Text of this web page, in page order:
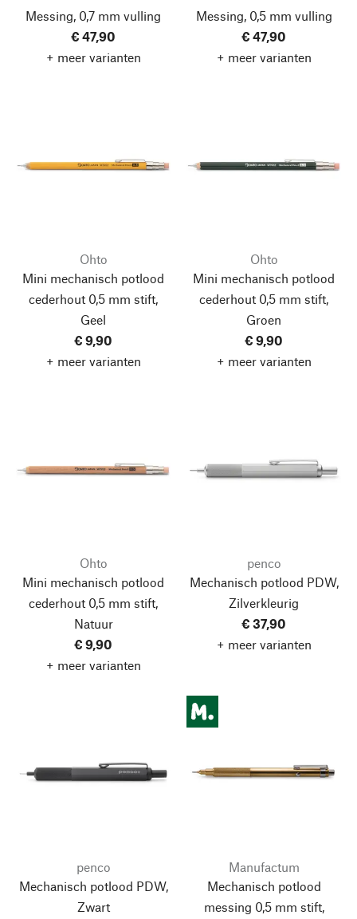
Messing, 0,7 mm vulling
€ 47,90
+ meer varianten
Messing, 0,5 mm vulling
€ 47,90
+ meer varianten
Ohto
Mini mechanisch potlood
cederhout 0,5 mm stift,
Geel
€ 9,90
+ meer varianten
Ohto
Mini mechanisch potlood
cederhout 0,5 mm stift,
Groen
€ 9,90
+ meer varianten
Ohto
Mini mechanisch potlood
cederhout 0,5 mm stift,
Natuur
€ 9,90
+ meer varianten
penco
Mechanisch potlood PDW,
Zilverkleurig
€ 37,90
+ meer varianten
penco
Mechanisch potlood PDW,
Zwart
Manufactum
Mechanisch potlood
messing 0,5 mm stift,